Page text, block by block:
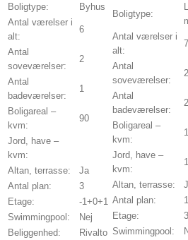
Boligtype:
Byhus
Antal værelser i
alt:
6
Antal
soveværelser:
2
Antal
badeværelser:
1
Boligareal –
kvm:
90
Jord, have –
kvm:
Altan, terrasse:
Ja
Antal plan:
3
Etage:
-1+0+1
Swimmingpool:
Nej
Beliggenhed:
Rivalto
Boligtype:
Antal værelser i
alt:
7
Antal
soveværelser:
2
Antal
badeværelser:
2
Boligareal –
kvm:
Jord, have –
kvm:
Altan, terrasse:
Antal plan:
1
Etage:
3
Swimmingpool: